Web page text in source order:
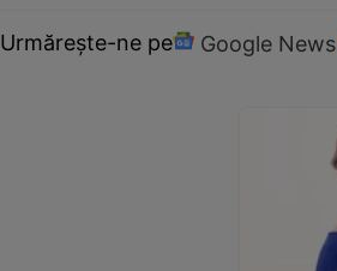
Urmărește-ne pe Google News